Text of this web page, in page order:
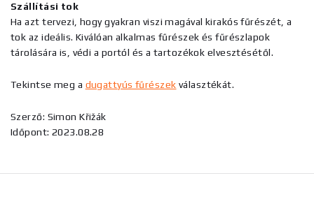
Szállítási tok
Ha azt tervezi, hogy gyakran viszi magával kirakós fűrészét, a
tok az ideális. Kiválóan alkalmas fűrészek és fűrészlapok
tárolására is, védi a portól és a tartozékok elvesztésétől.
Tekintse meg a dugattyús fűrészek választékát.
Szerző: Simon Křižák
Időpont: 2023.08.28